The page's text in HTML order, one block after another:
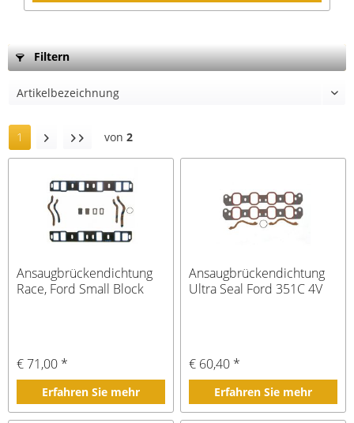
Filtern
1 von 2
Ansaugbrückendichtung
Race, Ford Small Block
€ 71,00 *
Erfahren Sie mehr
Ansaugbrückendichtung
Ultra Seal Ford 351C 4V
€ 60,40 *
Erfahren Sie mehr